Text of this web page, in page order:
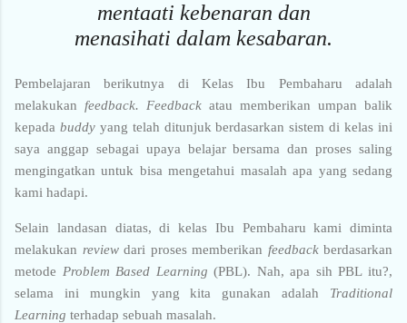
mentaati kebenaran dan
menasihati dalam kesabaran.
Pembelajaran berikutnya di Kelas Ibu Pembaharu adalah
melakukan feedback. Feedback atau memberikan umpan balik
kepada buddy yang telah ditunjuk berdasarkan sistem di kelas ini
saya anggap sebagai upaya belajar bersama dan proses saling
mengingatkan untuk bisa mengetahui masalah apa yang sedang
kami hadapi.
Selain landasan diatas, di kelas Ibu Pembaharu kami diminta
melakukan reviewdari proses memberikan feedbackberdasarkan
metode Problem Based Learning (PBL). Nah, apa sih PBL itu?,
selama ini mungkin yang kita gunakan adalah Traditional
Learning terhadap sebuah masalah.